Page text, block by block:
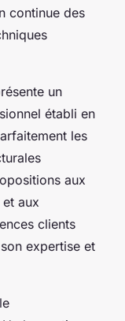
continue des
un
établi en
les
aux
aux
clients
expertise et